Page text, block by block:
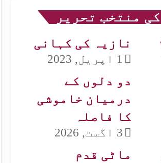
منتخب تحریر
نازیہ کی کہانی
1 اپریل, 2023
دو دلوں کے
درمیان خاموشی
کا فاصلہ
3 اگست, 2026
ماٹی قدم